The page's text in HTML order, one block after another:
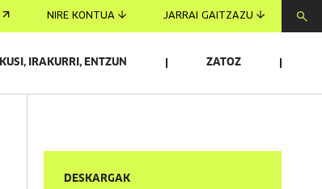
NIRE KONTUA JARRAI GAITZAZU
IKUSI, IRAKURRI, ENTZUN ZATOZ
DESKARGAK